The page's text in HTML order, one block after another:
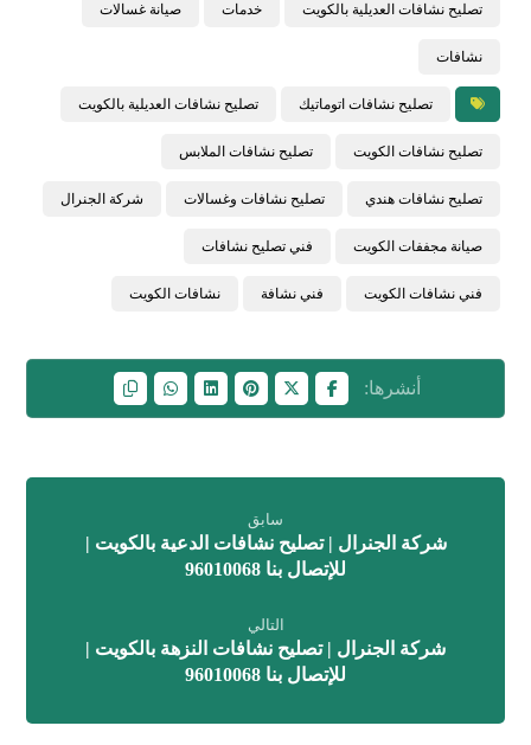
تصليح نشافات العديلية بالكويت خدمات صيانة غسالات
نشافات
تصليح نشافات اتوماتيك تصليح نشافات العديلية بالكويت
تصليح نشافات الكويت تصليح نشافات الملابس
تصليح نشافات هندي تصليح نشافات وغسالات شركة الجنرال
صيانة مجففات الكويت فني تصليح نشافات
فني نشافات الكويت فني نشافة نشافات الكويت
سابق
شركة الجنرال | تصليح نشافات الدعية بالكويت |
للإتصال بنا 96010068
التالي
شركة الجنرال | تصليح نشافات النزهة بالكويت |
للإتصال بنا 96010068